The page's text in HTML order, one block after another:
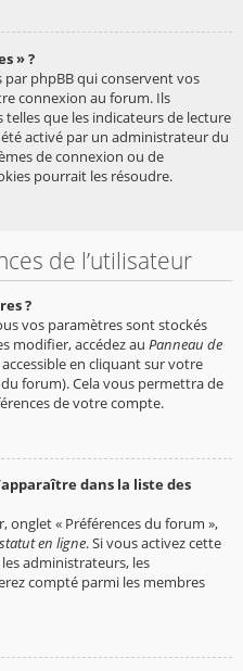
» ?
par phpBB qui conservent vos
connexion au forum. Ils
que les indicateurs de lecture
activé par un administrateur du
de connexion ou de
pourrait les résoudre.
de l’utilisateur
?
vos paramètres sont stockés
modifier, accédez au Panneau de
en cliquant sur votre
forum). Cela vous permettra de
de votre compte.
dans la liste des
onglet « Préférences du forum »,
en ligne. Si vous activez cette
administrateurs, les
compté parmi les membres